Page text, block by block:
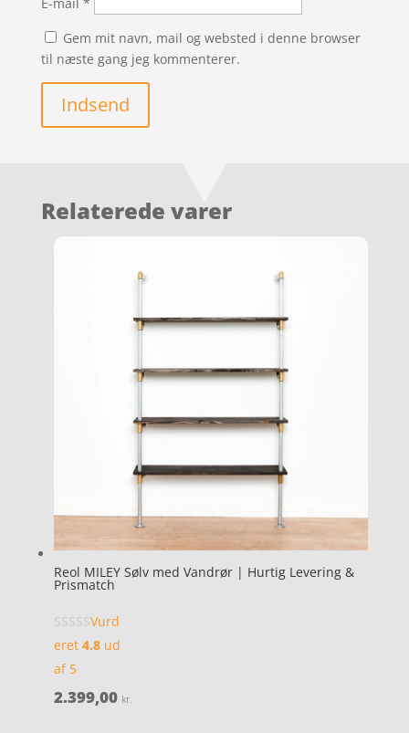
Gem mit navn, mail og websted i denne browser
til næste gang jeg kommenterer.
Indsend
Relaterede varer
Reol MILEY Sølv med Vandrør | Hurtig Levering &
Prismatch
Vurd
eret 4.8ud
af 5
2.399,00 kr.